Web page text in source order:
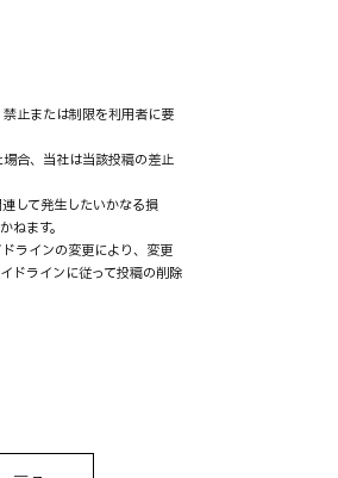
止または制限を利用者に要
合、当社は当該投稿の差止
して発⽣したいかなる損
ます。
ラインの変更により、変更
ドラインに従って投稿の削除